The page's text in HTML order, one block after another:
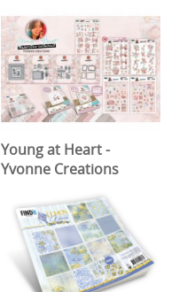
Young at Heart -
Yvonne Creations